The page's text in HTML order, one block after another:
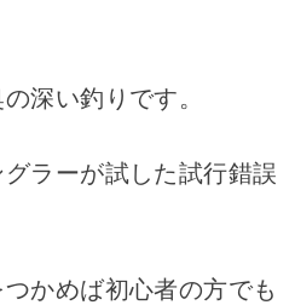
深い釣りです。
ラーが試した試行錯誤
かめば初心者の方でも